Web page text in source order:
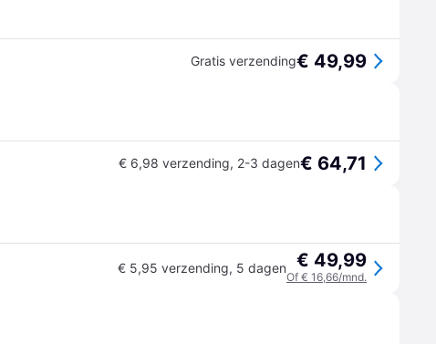
Gratis verzending€ 49,99
€ 6,98 verzending, 2-3 dagen€ 64,71
€ 5,95 verzending, 5 dagen € 49,99
Of € 16,66/mnd.